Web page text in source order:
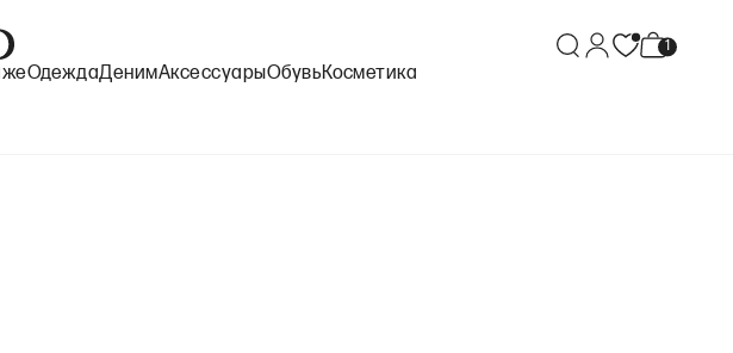
ОдеждаДенимАксессуарыОбувьКосметика